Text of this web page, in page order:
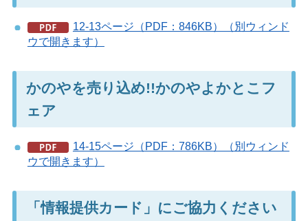
12-13ページ（PDF：846KB）（別ウィンド
ウで開きます）
かのやを売り込め!!かのやよかとこフ
ェア
14-15ページ（PDF：786KB）（別ウィンド
ウで開きます）
「情報提供カード」にご協力ください